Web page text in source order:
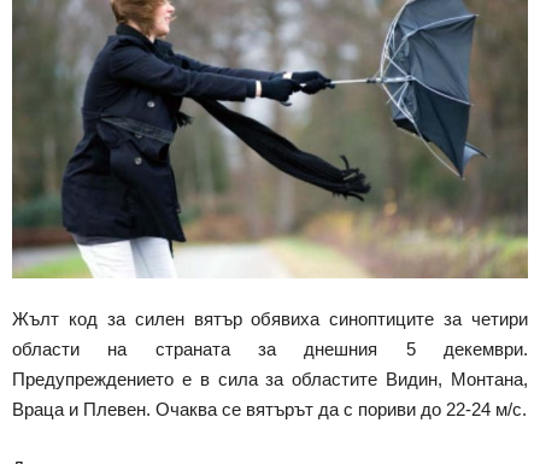
Жълт код за силен вятър обявиха синоптиците за четири
области на страната за днешния 5 декември.
Предупреждението е в сила за областите Видин, Монтана,
Враца и Плевен. Очаква се вятърът да с пориви до 22-24 м/с.